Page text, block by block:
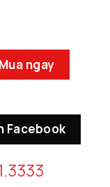
số lượng
Mua ngay
Facebook